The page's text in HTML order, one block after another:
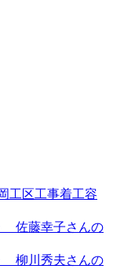
工区工事着工容
佐藤幸子さんの
柳川秀夫さんの